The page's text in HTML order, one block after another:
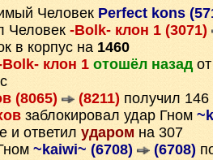
Человек Perfect kons
Человек -Bolk- клон 1 (3071)
в корпус на 1460
Bolk- клон 1 отошёл назадот
(8065) (8211) получил 146
заблокировал удар Гном
и ответил ударом на 307
~kaiwi~ (6708) (6708)